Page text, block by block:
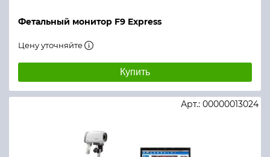
Фетальный монитор F9 Express
Цену уточняйте
Купить
Арт.: 00000013024